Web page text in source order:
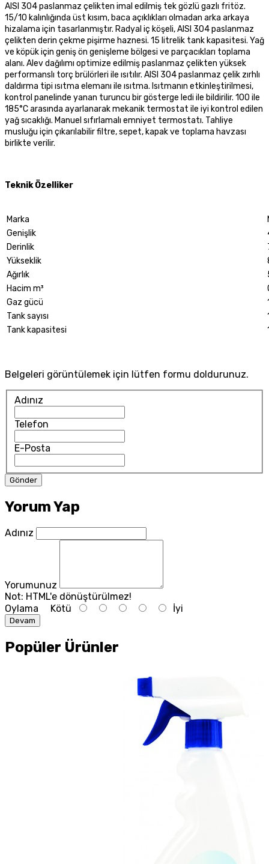
AISI 304 paslanmaz çelikten imal edilmiş tek gözlü gazlı fritöz.
15/10 kalınlığında üst kısım, baca açıklıkları olmadan arka arkaya
hizalama için tasarlanmıştır. Radyal iç köşeli, AISI 304 paslanmaz
çelikten derin çekme pişirme haznesi. 15 litrelik tank kapasitesi. Yağ
ve köpük için geniş ön genişleme bölgesi ve parçacıkları toplama
alanı. Alev dağılımı optimize edilmiş paslanmaz çelikten yüksek
performanslı torç brülörleri ile ısıtılır. AISI 304 paslanmaz çelik zırhlı
daldırma tipi ısıtma elemanı ile ısıtma. Isıtmanın etkinleştirilmesi,
kontrol panelinde yanan turuncu bir gösterge ledi ile bildirilir. 100 ile
185°C arasında ayarlanarak mekanik termostat ile iyi kontrol edilen
yağ sıcaklığı. Manuel sıfırlamalı emniyet termostatı. Tahliye
musluğu için çıkarılabilir filtre, sepet, kapak ve toplama havzası
birlikte verilir.
Teknik Özelliker
Marka
Genişlik
Derinlik
Yükseklik
Ağırlık
Hacim m³
Gaz gücü
Tank sayısı
Tank kapasitesi
Belgeleri görüntülemek için lütfen formu doldurunuz.
Adınız
Telefon
E-Posta
Yorum Yap
Adınız
Yorumunuz
Not: HTML'e dönüştürülmez!
Oylama Kötü İyi
Devam
Popüler Ürünler